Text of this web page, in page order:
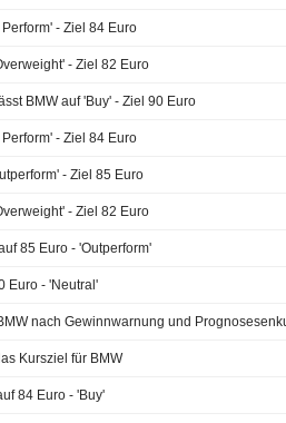
- Ziel 84 Euro
- Ziel 82 Euro
BMW auf 'Buy' - Ziel 90 Euro
- Ziel 84 Euro
- Ziel 85 Euro
- Ziel 82 Euro
85 Euro - 'Outperform'
Euro - 'Neutral'
Kursziel für BMW
84 Euro - 'Buy'